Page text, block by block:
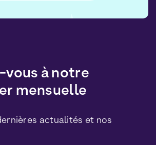
vous à notre
mensuelle
actualités et nos